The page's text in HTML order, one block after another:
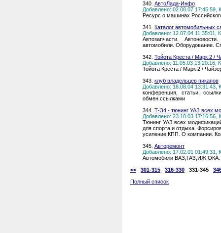
340. АвтоЛада-Инфо
Добавлено: 02.08.07 17:45:59,
Ресурс о машинах
341. Каталог автомобильных
Добавлено: 12.07.04 11:35:01,
Автозапчасти.
автомобили. Оборудование.
342. Тойота Креста / Марк 2 /
Добавлено: 11.05.03 13:20:16,
Тойота Креста / Марк 2 /
343. клуб владельцев пикапов
Добавлено: 18.08.04 13:31:43,
конференция, статьи,
обмен ссылками
344. Т-З4 - тюнинг УАЗ всех
Добавлено: 23.10.03 17:16:56,
Тюнинг УАЗ всех
для спорта и отдыха.
усиление КПП. О компании.
345. Авторемонт
Добавлено: 17.02.01 01:49:31,
Автомобили ВАЗ,ГАЗ,ИЖ,ОКА.
<<
301-315 316-330 331-345
Полный список